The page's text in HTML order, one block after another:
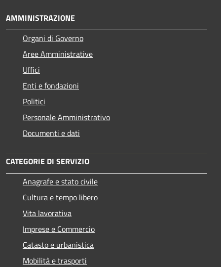
AMMINISTRAZIONE
Organi di Governo
Aree Amministrative
Uffici
Enti e fondazioni
Politici
Personale Amministrativo
Documenti e dati
CATEGORIE DI SERVIZIO
Anagrafe e stato civile
Cultura e tempo libero
Vita lavorativa
Imprese e Commercio
Catasto e urbanistica
Mobilità e trasporti